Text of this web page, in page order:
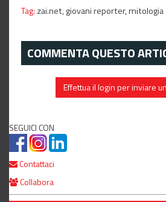
Tag: zai.net,giovani reporter,mitologia
COMMENTA QUESTO
Effettua il login per inviare
SEGUICI CON
Contattaci
Collabora